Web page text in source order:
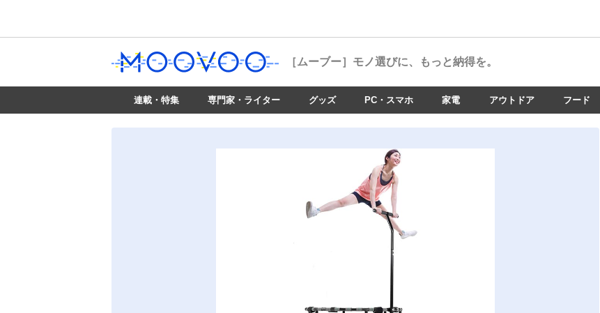
［ムーブー］ モノ選びに、もっと納得を。
連載・特集 専門家・ライター グッズ PC・スマホ 家電 アウトドア フード